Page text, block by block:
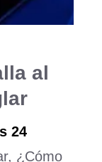
al
24
¿Cómo